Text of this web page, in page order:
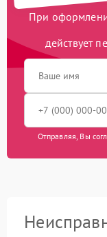
При
действует
Отправляя, Вы